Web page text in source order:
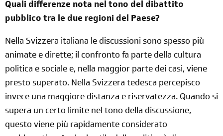
Quali differenze nota nel tono del dibattito
pubblico tra le due regioni del Paese?
Nella Svizzera italiana le discussioni sono spesso più
animate e dirette; il confronto fa parte della cultura
politica e sociale e, nella maggior parte dei casi, viene
presto superato. Nella Svizzera tedesca percepisco
invece una maggiore distanza e riservatezza. Quando si
supera un certo limite nel tono della discussione,
questo viene più rapidamente considerato